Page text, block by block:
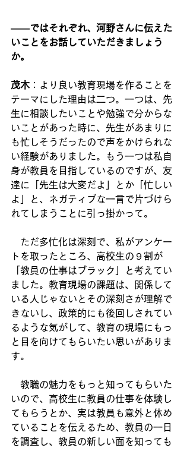
――ではそれぞれ、河野さんに伝えた
いことをお話していただきましょう
か。
茂木 ：より良い教育現場を作ることを
テーマにした理由は二つ。一つは、先
生に相談したいことや勉強で分からな
いことがあった時に、先生があまりに
も忙しそうだったので声をかけられな
い経験がありました。もう一つは私自
身が教員を目指しているのですが、友
達に「先生は大変だよ」とか「忙しい
よ」と、ネガティブな一言で片づけら
れてしまうことに引っ掛かって。
ただ多忙化は深刻で、私がアンケー
トを取ったところ、高校生の９割が
「教員の仕事はブラック」と考えてい
ました。教育現場の課題は、関係して
いる人じゃないとその深刻さが理解で
きないし、政策的にも後回しされてい
るような気がして、教育の現場にもっ
と目を向けてもらいたい思いがありま
す。
教職の魅力をもっと知ってもらいた
いので、高校生に教員の仕事を体験し
てもらうとか、実は教員も意外と休め
ていることを伝えるため、教員の一日
を調査し、教員の新しい面を知っても